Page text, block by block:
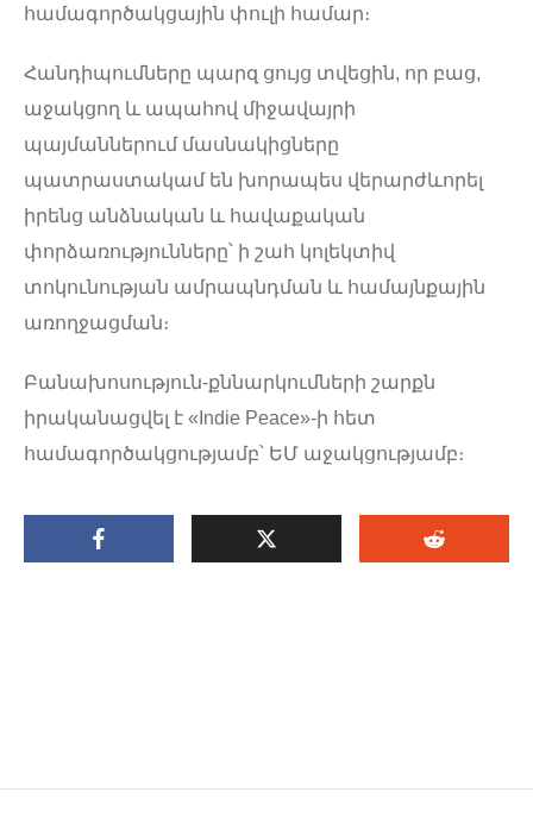
համագործակցային փուլի համար։
Հանդիպումները պարզ ցույց տվեցին, որ բաց,
աջակցող և ապահով միջավայրի
պայմաններում մասնակիցները
պատրաստակամ են խորապես վերարժևորել
իրենց անձնական և հավաքական
փորձառությունները՝ ի շահ կոլեկտիվ
տոկունության ամրապնդման և համայնքային
առողջացման։
Բանախոսություն-քննարկումների շարքն
իրականացվել է «Indie Peace»-ի հետ
համագործակցությամբ՝ ԵՄ աջակցությամբ։